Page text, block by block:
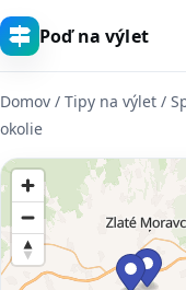
Poď na výlet
Domov / Tipy na výlet /
okolie